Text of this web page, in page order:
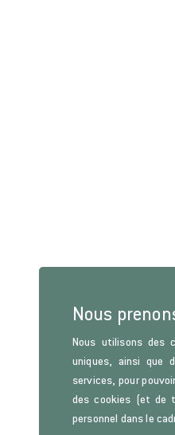
Nous
Nous utilisons des
uniques, ainsi que
services, pour
des cookies (et de
personnel dans le